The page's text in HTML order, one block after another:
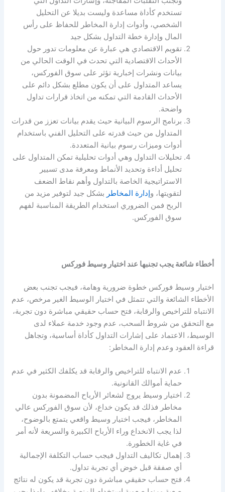
تستخدم كأداة مساعدة وليست بديلا عن التحليل
الشخصي، وأدوات إدارة المخاطر للحفاظ على رأس
المال وإدارة خطة التداول بشكل جيد
تقويم الاقتصادي هي عبارة عن معلومات تدور حول
الأحداث الاقتصادية التي تحدث في الوقت الحالي من
بيانات ونشرات إخبارية تؤثر على سوق الفوركس،
يساعد المتداول على أن يكون مطلع بشكل دائم على
الأحداث القادمة التي تمكنه من اتخاذ قرارات تداول
واضحة.
برنامج الرسوم البيانية حيث يقدم بيانات تعزز من قدرات
المتداول من حيث قدرته على التحليل الفني باستخدام
أدوات وميزات رسوم بيانية المتعددة.
تحليلات التداول وهي أدوات تحليلية تمكن المتداول على
تحليل أداءة وتحديد الأنماط ومعرفة مدى تسيير
الاستراتيجية الخاصة بالتداول وأهم نقاط الضعف
لتقويتها، وإدارة المخاطربشكل جيد لتوفير مزيد من
الربح فمن الضروري استخدام الطريقة المناسبة لفهم
سوق الفوركس.
أخطاء شائعة يجب تجنبها عند اختيار وسيط فوركس
اختيار وسيط فوركس خطوة ضرورية وهامة، فيجب تجنب بعض
الأخطاء الشائعة والتي تتمثل في اختيار الوسيط الغير مرخص، عدم
الانتباه للتراخيص والرقابة، فتح حساب حقيقي مباشرة دون تجربة،
مع التحقق من شروط السحب، عدم وجود خدمة عملاء لدى
الوسيط، الاعتماد على إشارات التداول كأداة أساسية، وتجاهل
قراءة العقود وعدم إدارة المخاطر:
عدم الانتباه للتراخيص والرقابة قد يكلفك الكثير في عدم
حماية أموالك القانونية.
اختيار وسيط يروج لشعائر الأرباح المضمونة بدون
مخاطر فذلك قد يكون خداع، لأن سوق الفوركس عالي
المخاطر، فيجب اختيار وسيط واقعي يتمتع بالوضوح،
لذا يجب الانخداع وراء الأرباح الكبيرة والسريعة لأنه أمر
في غاية الخطورة.
إهمال تكاليف التداول فيجب حساب التكلفة الإجمالية
أي صفقة قبل خوض أي تجربة تداول.
فتح حساب حقيقي مباشرة دون تجربة قد يكون له نتائج